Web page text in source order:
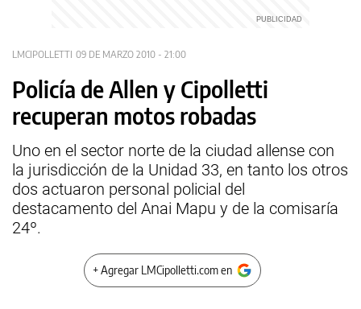
LMCIPOLLETTI 09 DE MARZO 2010 - 21:00
Policía de Allen y Cipolletti
recuperan motos robadas
Uno en el sector norte de la ciudad allense con
la jurisdicción de la Unidad 33, en tanto los otros
dos actuaron personal policial del
destacamento del Anai Mapu y de la comisaría
24º.
+ Agregar LMCipolletti.com en